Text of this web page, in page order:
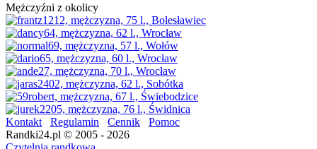
Mężczyźni z okolicy
Kontakt Regulamin Cennik
Pomoc
Randki24.pl © 2005 - 2026